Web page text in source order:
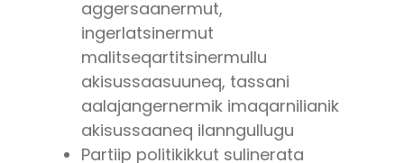
aggersaanermut,
ingerlatsinermut
malitseqartitsinermullu
akisussaasuuneq, tassani
aalajangernermik imaqarnilianik
akisussaaneq ilanngullugu
Partiip politikikkut sulinerata